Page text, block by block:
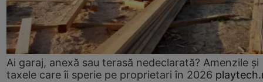
Ai garaj, anexă sau terasă nedeclarată? Amenzile și
taxele care îi sperie pe proprietari în 2026